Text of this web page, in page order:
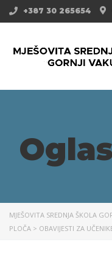
+387 30 265654
MJEŠOVITA SREDNJA ŠKOLA
PLOČA > OBAVIJESTI ZA